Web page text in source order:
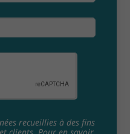
recueillies à des fins
clients. Pour en savoir